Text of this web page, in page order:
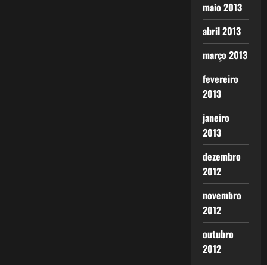
maio 2013
abril 2013
março 2013
fevereiro
2013
janeiro
2013
dezembro
2012
novembro
2012
outubro
2012